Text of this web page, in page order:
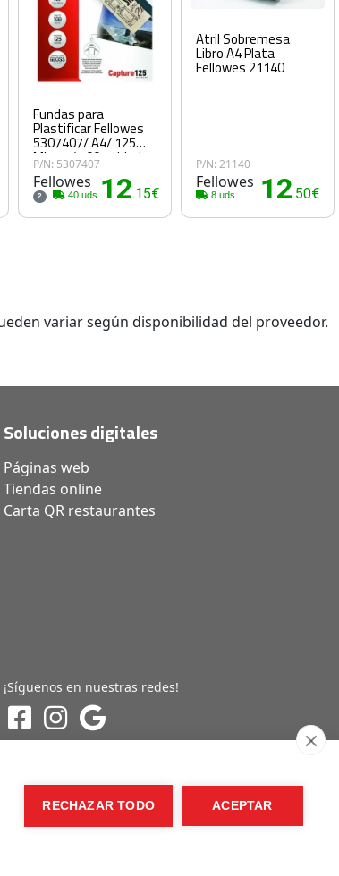
RECHAZAR TODO ACEPTAR
Fundas para
Plastificar Fellowes
5307407/ A4/ 125
Micras/ 100 unidades
P/N: 5307407
Fellowes
2 40 uds. 12.15€
Atril Sobremesa
Libro A4 Plata
Fellowes 21140
P/N: 21140
Fellowes
8 uds. 12.50€
variar según disponibilidad del proveedor.
Soluciones digitales
Páginas web
Tiendas online
Carta QR restaurantes
¡Síguenos en nuestras redes!